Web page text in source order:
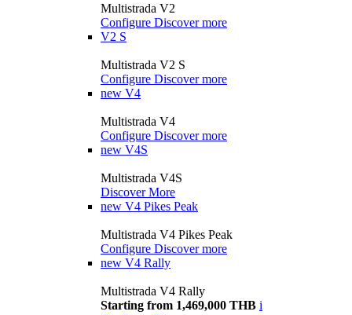
Multistrada V2
Configure Discover more
V2 S
Multistrada V2 S
Configure Discover more
new V4
Multistrada V4
Configure Discover more
new V4S
Multistrada V4S
Discover More
new V4 Pikes Peak
Multistrada V4 Pikes Peak
Configure Discover more
new V4 Rally
Multistrada V4 Rally
Starting from 1,469,000 THB i